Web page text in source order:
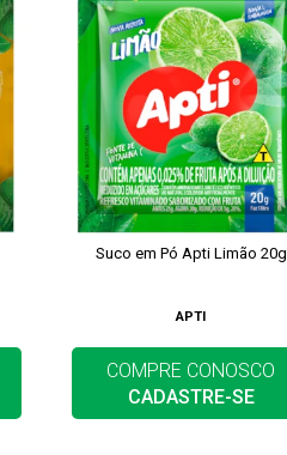
Suco em Pó Apti Limão 20g
APTI
COMPRE CONOSCO
CADASTRE-SE